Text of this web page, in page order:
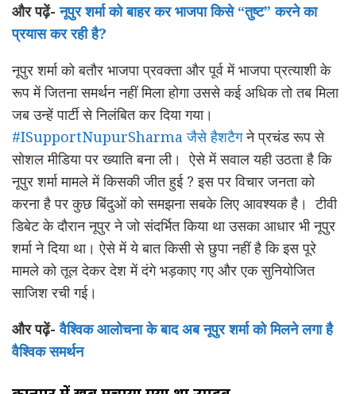
और पढ़ें-नूपुर शर्मा को बाहर कर भाजपा किसे “तुष्ट” करने का
प्रयास कर रही है?
नूपुर शर्मा को बतौर भाजपा प्रवक्ता और पूर्व में भाजपा प्रत्याशी के
रूप में जितना समर्थन नहीं मिला होगा उससे कई अधिक तो तब मिला
जब उन्हें पार्टी से निलंबित कर दिया गया।
#ISupportNupurSharma जैसे हैशटैगने प्रचंड रूप से
सोशल मीडिया पर ख्याति बना ली। ऐसे में सवाल यही उठता है कि
नूपुर शर्मा मामले में किसकी जीत हुई ? इस पर विचार जनता को
करना है पर कुछ बिंदुओं को समझना सबके लिए आवश्यक है। टीवी
डिबेट के दौरान नूपुर ने जो संदर्भित किया था उसका आधार भी नूपुर
शर्मा ने दिया था। ऐसे में ये बात किसी से छुपा नहीं है कि इस पूरे
मामले को तूल देकर देश में दंगे भड़काए गए और एक सुनियोजित
साजिश रची गई।
और पढ़ें-वैश्विक आलोचना के बाद अब नूपुर शर्मा को मिलने लगा है
वैश्विक समर्थन